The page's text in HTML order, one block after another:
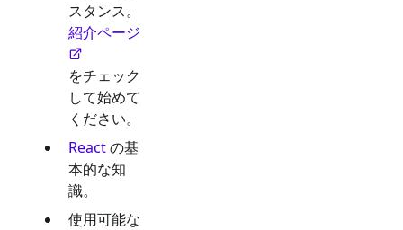
スタンス。
紹介ページ
をチェック
して始めて
ください。
Reactの基
本的な知
識。
使用可能な